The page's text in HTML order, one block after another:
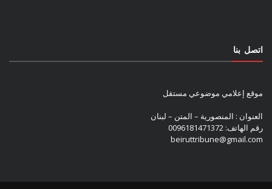
اتصل بنا
موقع إعلامي موضوعي مستقل
العنوان : المنصورية – المتن – لبنان
رقم الهاتف: 0096181471372
beiruttribune@gmail.com